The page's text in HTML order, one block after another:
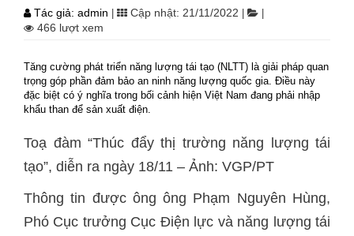
Tác giả: admin Cập nhật: 21/11/2022
466 lượt xem
Tăng cường phát triển năng lượng tái tạo (NLTT) là giải pháp quan
trọng góp phần đảm bảo an ninh năng lượng quốc gia. Điều này
đặc biệt có ý nghĩa trong bối cảnh hiện Việt Nam đang phải nhập
khẩu than để sản xuất điện.
Toạ đàm “Thúc đẩy thị trường năng lượng tái
tạo”, diễn ra ngày 18/11 – Ảnh: VGP/PT
Thông tin được ông ông Phạm Nguyên Hùng,
Phó Cục trưởng Cục Điện lực và năng lượng tái